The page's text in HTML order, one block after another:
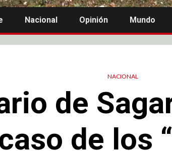
Nacional Opinión Mundo
NACIONAL
de
de los